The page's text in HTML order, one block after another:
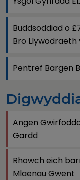
Buddsoddiad o
Bro Llywodraeth
Pentref Bargen
Angen
Gardd
Rhowch eich
Mlaenau Gwent